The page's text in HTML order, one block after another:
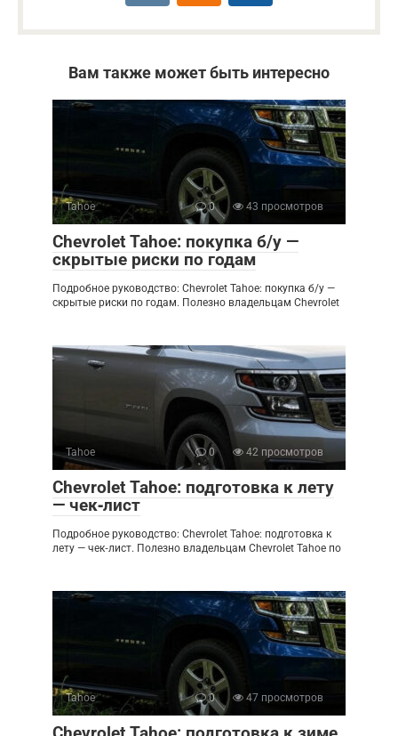
Вам также может быть интересно
Tahoe 0 43 просмотров
Chevrolet Tahoe: покупка б/у —
скрытые риски по годам
Подробное руководство: Chevrolet Tahoe: покупка б/у —
скрытые риски по годам. Полезно владельцам Chevrolet
Tahoe 0 42 просмотров
Chevrolet Tahoe: подготовка к лету
— чек‑лист
Подробное руководство: Chevrolet Tahoe: подготовка к
лету — чек‑лист. Полезно владельцам Chevrolet Tahoe по
Tahoe 0 47 просмотров